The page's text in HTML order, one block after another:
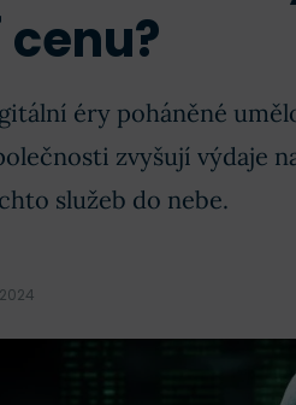
éry poháněné
zvyšují výdaje
služeb do nebe.